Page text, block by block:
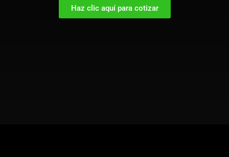
Haz clic aquí para cotizar